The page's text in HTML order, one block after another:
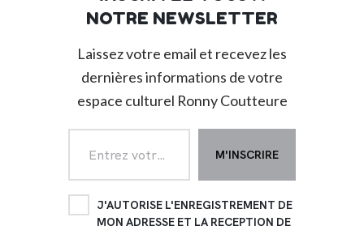
NOTRE NEWSLETTER
Laissez votre email et recevez les
dernières informations de votre
espace culturel Ronny Coutteure
J'AUTORISE L'ENREGISTREMENT DE
MON ADRESSE ET LA RECEPTION DE